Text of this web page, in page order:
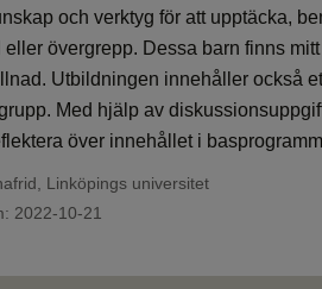
och verktyg för att upptäcka,
eller övergrepp. Dessa barn finns
Utbildningen innehåller också
Med hjälp av
över innehållet i
Linköpings universitet
2022-10-21